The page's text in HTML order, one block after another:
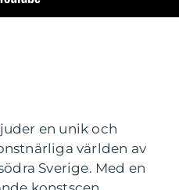
en unik och
världen av
Sverige. Med en